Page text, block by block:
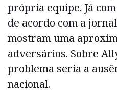
própria equipe. Já
de acordo com a
mostram uma
adversários. Sobre
problema seria a
nacional.